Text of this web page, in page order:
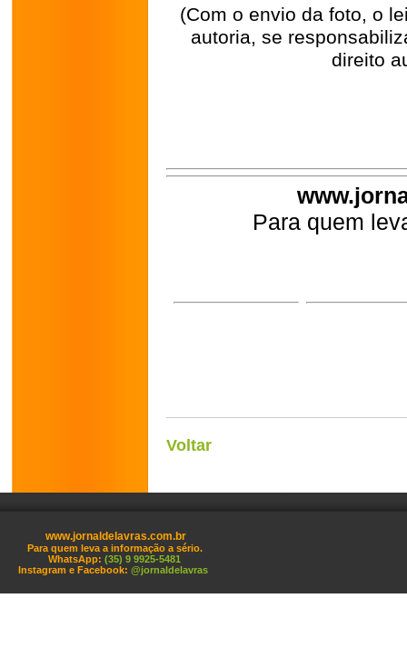
(Com o envio da foto, o
autoria, se
direito
Para quem
Voltar
www.jornaldelavras.com.br
Para quem leva a informação a sério.
WhatsApp: (35) 9 9925-5481
Instagram e Facebook: @jornaldelavras